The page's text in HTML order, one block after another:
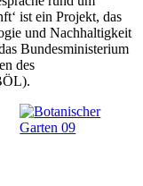
ist ein Projekt, das
und Nachhaltigkeit
Bundesministerium
des